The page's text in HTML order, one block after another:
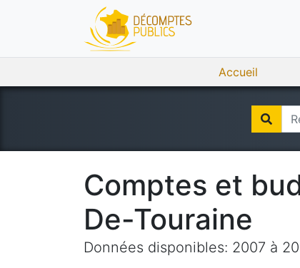
Accueil
Comptes et
De-Touraine
Données disponibles: 2007 à